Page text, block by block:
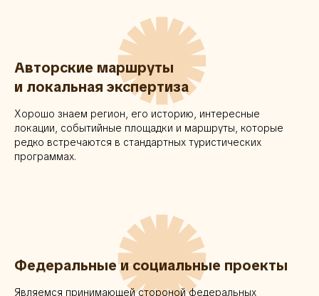
Авторские маршруты
и локальная экспертиза
Хорошо знаем регион, его историю, интересные
локации, событийные площадки и маршруты, которые
редко встречаются в стандартных туристических
программах.
✺
Федеральные и социальные проекты
Являемся принимающей стороной федеральных
✺